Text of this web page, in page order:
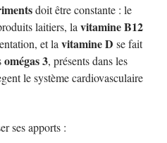
doit être constante : le
laitiers, la vitamine B12
et la vitamine D se fait
omégas 3, présents dans les
le système cardiovasculaire
ses apports :